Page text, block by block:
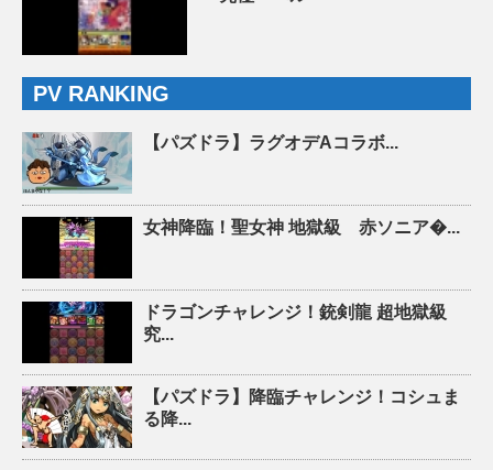
PV RANKING
【パズドラ】ラグオデAコラボ...
女神降臨！聖女神 地獄級 赤ソニア�...
ドラゴンチャレンジ！銃剣龍 超地獄級
究...
【パズドラ】降臨チャレンジ！コシュま
る降...